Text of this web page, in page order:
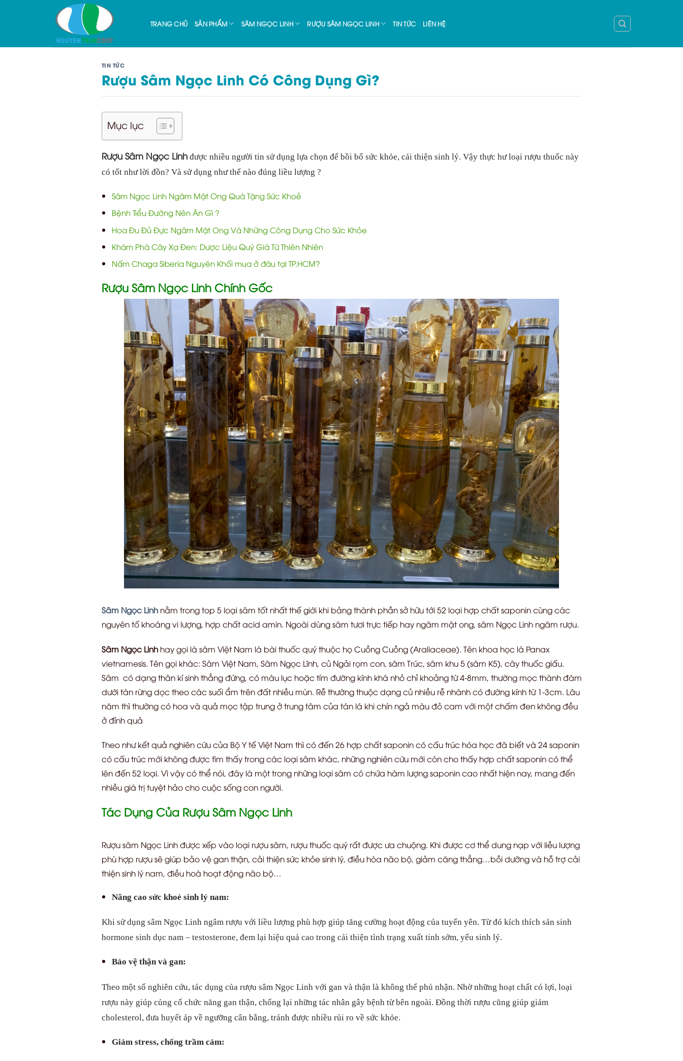
TRANG CHỦ SẢN PHẨM SÂM NGỌC LINH RƯỢU SÂM NGỌC LINH TIN TỨC LIÊN HỆ
TIN TỨC
Rượu Sâm Ngọc Linh Có Công Dụng Gì?
Mục lục
Rượu Sâm Ngọc Linhđược nhiều người tin sử dụng lựa chọn để bồi bổ sức khỏe, cải thiện sinh lý. Vậy thực hư loại rượu thuốc này
có tốt như lời đồn? Và sử dụng như thế nào đúng liều lượng ?
Sâm Ngọc Linh Ngâm Mật Ong Quà Tặng Sức Khoẻ
Bệnh Tiểu Đường Nên Ăn Gì ?
Hoa Đu Đủ Đực Ngâm Mật Ong Và Những Công Dụng Cho Sức Khỏe
Khám Phá Cây Xạ Đen: Dược Liệu Quý Giá Từ Thiên Nhiên
Nấm Chaga Siberia Nguyên Khối mua ở đâu tại TP.HCM?
Rượu Sâm Ngọc Linh Chính Gốc
Sâm Ngọc Linhnằm trong top 5 loại sâm tốt nhất thế giới khi bảng thành phần sở hữu tới 52 loại hợp chất saponin cùng các
nguyên tố khoáng vi lượng, hợp chất acid amin. Ngoài dùng sâm tươi trực tiếp hay ngâm mật ong, sâm Ngọc Linh ngâm rượu.
Sâm Ngọc Linhhay gọi là sâm Việt Nam là bài thuốc quý thuộc họ Cuồng Cuồng (Araliaceae). Tên khoa học là Panax
vietnamesis. Tên gọi khác: Sâm Việt Nam, Sâm Ngọc Lĩnh, củ Ngải rọm con, sâm Trúc, sâm khu 5 (sâm K5), cây thuốc giấu.
Sâm có dạng thân kí sinh thẳng đứng, có màu lục hoặc tím đường kính khá nhỏ chỉ khoảng từ 4-8mm, thường mọc thành đám
dưới tán rừng dọc theo các suối ẩm trên đất nhiều mùn. Rễ thường thuộc dạng củ nhiều rễ nhánh có đường kính từ 1-3cm. Lâu
năm thì thường có hoa và quả mọc tập trung ở trung tâm của tán lá khi chín ngả màu đỏ cam với một chấm đen không đều
ở đỉnh quả
Theo như kết quả nghiên cứu của Bộ Y tế Việt Nam thì có đến 26 hợp chất saponin có cấu trúc hóa học đã biết và 24 saponin
có cấu trúc mới không được tìm thấy trong các loại sâm khác, những nghiên cứu mới còn cho thấy hợp chất saponin có thể
lên đến 52 loại. Vì vậy có thể nói, đây là một trong những loại sâm có chứa hàm lượng saponin cao nhất hiện nay, mang đến
nhiều giá trị tuyệt hảo cho cuộc sống con người.
Tác Dụng Của Rượu Sâm Ngọc Linh
Rượu sâm Ngọc Linh được xếp vào loại rượu sâm, rượu thuốc quý rất được ưa chuộng. Khi được cơ thể dung nạp với liều lượng
phù hợp rượu sẽ giúp bảo vệ gan thận, cải thiện sức khỏe sinh lý, điều hòa não bộ, giảm căng thẳng…bồi dưỡng và hỗ trợ cải
thiện sinh lý nam, điều hoà hoạt động não bộ…
Nâng cao sức khoẻ sinh lý nam:
Khi sử dụng sâm Ngọc Linh ngâm rượu với liều lượng phù hợp giúp tăng cường hoạt động của tuyến yên. Từ đó kích thích sản sinh
hormone sinh dục nam – testosterone, đem lại hiệu quả cao trong cải thiện tình trạng xuất tinh sớm, yếu sinh lý.
Bảo vệ thận và gan:
Theo một số nghiên cứu, tác dụng của rượu sâm Ngọc Linh với gan và thận là không thể phủ nhận. Nhờ những hoạt chất có lợi, loại
rượu này giúp củng cố chức năng gan thận, chống lại những tác nhân gây bệnh từ bên ngoài. Đồng thời rượu cũng giúp giảm
cholesterol, đưa huyết áp về ngưỡng cân bằng, tránh được nhiều rủi ro về sức khỏe.
Giảm stress, chống trầm cảm: